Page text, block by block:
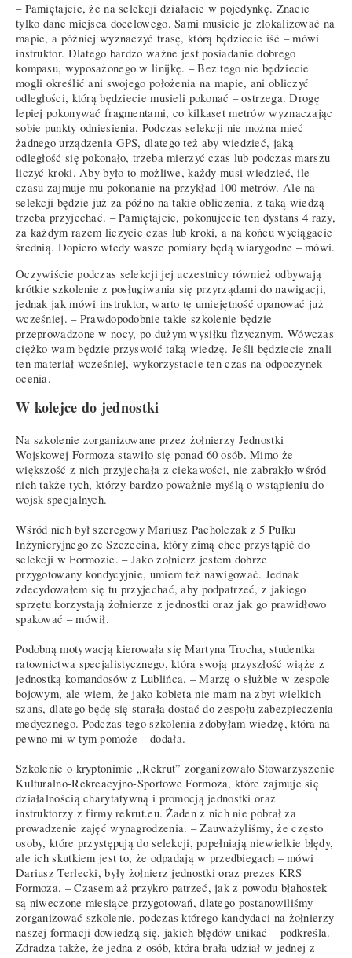
– Pamiętajcie, że na selekcji działacie w pojedynkę. Znacie
tylko dane miejsca docelowego. Sami musicie je zlokalizować na
mapie, a później wyznaczyć trasę, którą będziecie iść – mówi
instruktor. Dlatego bardzo ważne jest posiadanie dobrego
kompasu, wyposażonego w linijkę. – Bez tego nie będziecie
mogli określić ani swojego położenia na mapie, ani obliczyć
odległości, którą będziecie musieli pokonać – ostrzega. Drogę
lepiej pokonywać fragmentami, co kilkaset metrów wyznaczając
sobie punkty odniesienia. Podczas selekcji nie można mieć
żadnego urządzenia GPS, dlatego też aby wiedzieć, jaką
odległość się pokonało, trzeba mierzyć czas lub podczas marszu
liczyć kroki. Aby było to możliwe, każdy musi wiedzieć, ile
czasu zajmuje mu pokonanie na przykład 100 metrów. Ale na
selekcji będzie już za późno na takie obliczenia, z taką wiedzą
trzeba przyjechać. – Pamiętajcie, pokonujecie ten dystans 4 razy,
za każdym razem liczycie czas lub kroki, a na końcu wyciągacie
średnią. Dopiero wtedy wasze pomiary będą wiarygodne – mówi.
Oczywiście podczas selekcji jej uczestnicy również odbywają
krótkie szkolenie z posługiwania się przyrządami do nawigacji,
jednak jak mówi instruktor, warto tę umiejętność opanować już
wcześniej. – Prawdopodobnie takie szkolenie będzie
przeprowadzone w nocy, po dużym wysiłku fizycznym. Wówczas
ciężko wam będzie przyswoić taką wiedzę. Jeśli będziecie znali
ten materiał wcześniej, wykorzystacie ten czas na odpoczynek –
ocenia.
W kolejce do jednostki
Na szkolenie zorganizowane przez żołnierzy Jednostki
Wojskowej Formoza stawiło się ponad 60 osób. Mimo że
większość z nich przyjechała z ciekawości, nie zabrakło wśród
nich także tych, którzy bardzo poważnie myślą o wstąpieniu do
wojsk specjalnych.
Wśród nich był szeregowy Mariusz Pacholczak z 5 Pułku
Inżynieryjnego ze Szczecina, który zimą chce przystąpić do
selekcji w Formozie. – Jako żołnierz jestem dobrze
przygotowany kondycyjnie, umiem też nawigować. Jednak
zdecydowałem się tu przyjechać, aby podpatrzeć, z jakiego
sprzętu korzystają żołnierze z jednostki oraz jak go prawidłowo
spakować – mówił.
Podobną motywacją kierowała się Martyna Trocha, studentka
ratownictwa specjalistycznego, która swoją przyszłość wiąże z
jednostką komandosów z Lublińca. – Marzę o służbie w zespole
bojowym, ale wiem, że jako kobieta nie mam na zbyt wielkich
szans, dlatego będę się starała dostać do zespołu zabezpieczenia
medycznego. Podczas tego szkolenia zdobyłam wiedzę, która na
pewno mi w tym pomoże – dodała.
Szkolenie o kryptonimie „Rekrut” zorganizowało Stowarzyszenie
Kulturalno-Rekreacyjno-Sportowe Formoza, które zajmuje się
działalnością charytatywną i promocją jednostki oraz
instruktorzy z firmy rekrut.eu. Żaden z nich nie pobrał za
prowadzenie zajęć wynagrodzenia. – Zauważyliśmy, że często
osoby, które przystępują do selekcji, popełniają niewielkie błędy,
ale ich skutkiem jest to, że odpadają w przedbiegach – mówi
Dariusz Terlecki, były żołnierz jednostki oraz prezes KRS
Formoza. – Czasem aż przykro patrzeć, jak z powodu błahostek
są niweczone miesiące przygotowań, dlatego postanowiliśmy
zorganizować szkolenie, podczas którego kandydaci na żołnierzy
naszej formacji dowiedzą się, jakich błędów unikać – podkreśla.
Zdradza także, że jedna z osób, która brała udział w jednej z